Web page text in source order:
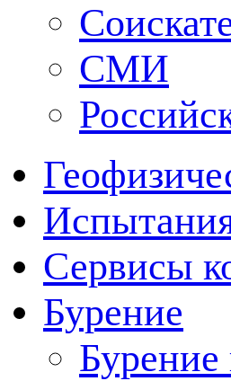
СМИ
Сервисы
Бурение
Бурение